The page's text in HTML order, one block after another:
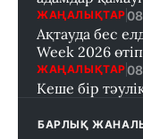
ЖАҢАЛЫҚТАР
Ақтауда бес
Week 2026
ЖАҢАЛЫҚТАР
Кеше бір
БАРЛЫҚ